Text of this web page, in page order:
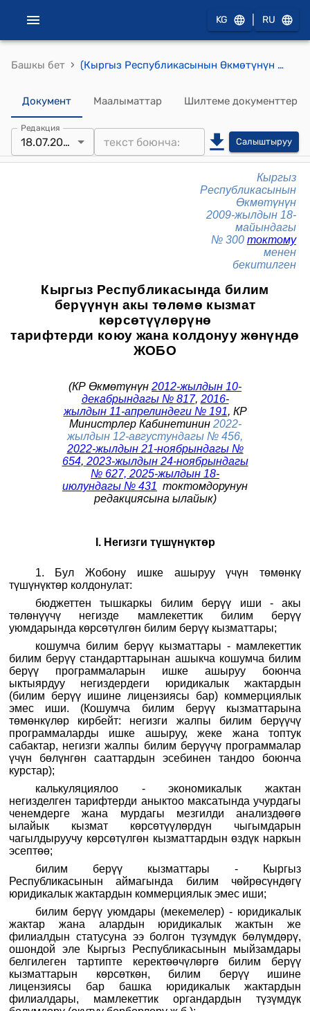
KG RU
Башкы бет › (Кыргыз Республикасынын Өкмөтүнүн 2009-жылдын 18-майындагы № 300 токтому менен бекитилген )"Кыргыз Республикасында билим берүүнүн акы төлөмө кызмат көрсөтүүлөрүнө баа коюу жана колдонуу жөнүндө"жобосу
Документ Маалыматтар Шилтеме документтер
Редакция
18.07.2025 Салыштыруу